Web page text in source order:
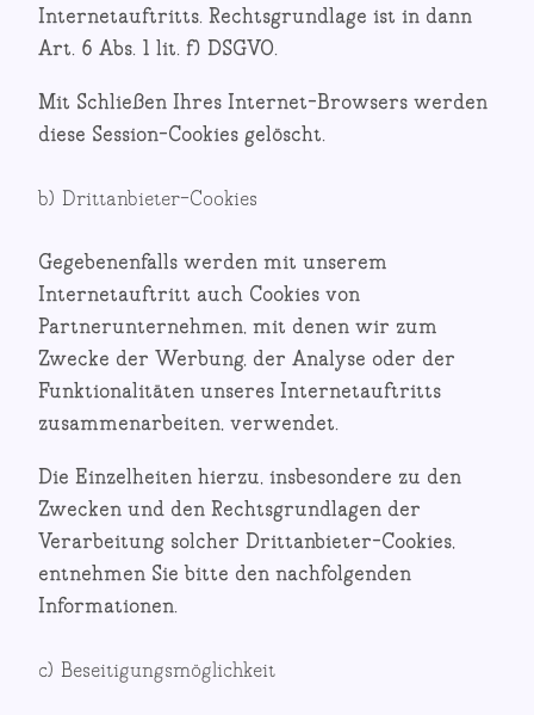
Internetauftritts. Rechtsgrundlage ist in dann
Art. 6 Abs. 1 lit. f) DSGVO.
Mit Schließen Ihres Internet-Browsers werden
diese Session-Cookies gelöscht.
b) Drittanbieter-Cookies
Gegebenenfalls werden mit unserem
Internetauftritt auch Cookies von
Partnerunternehmen, mit denen wir zum
Zwecke der Werbung, der Analyse oder der
Funktionalitäten unseres Internetauftritts
zusammenarbeiten, verwendet.
Die Einzelheiten hierzu, insbesondere zu den
Zwecken und den Rechtsgrundlagen der
Verarbeitung solcher Drittanbieter-Cookies,
entnehmen Sie bitte den nachfolgenden
Informationen.
c) Beseitigungsmöglichkeit